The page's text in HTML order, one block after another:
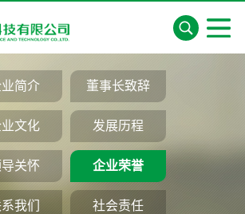
简介 董事长致辞
文化 发展历程
关怀 企业荣誉
我们 社会责任